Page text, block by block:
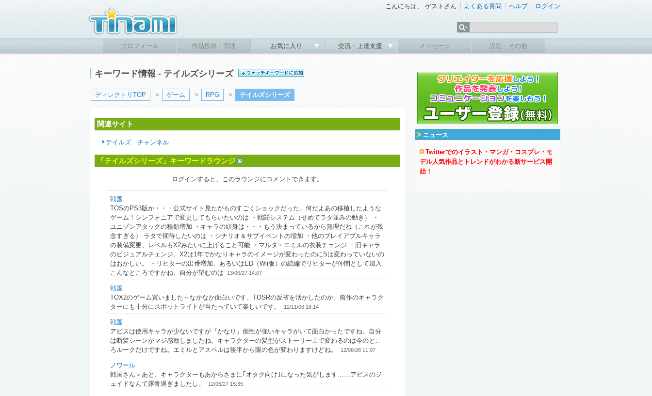
こんにちは、 ゲストさん よくある質問 ヘルプ ログイン
プロフィール 作品投稿・管理 お気に入り 交流・上達支援 メッセージ 設定・その他
キーワード情報 - テイルズシリーズ
ディレクトリTOP > ゲーム > RPG > テイルズシリーズ
関連サイト
テイルズ チャンネル
「テイルズシリーズ」キーワードラウンジ
ログインすると、このラウンジにコメントできます。
戦国
TOSのPS3版か・・・公式サイト見たがものすごくショックだった。何だよあの移植したような
ゲーム！シンフォニアで変更してもらいたいのは ・戦闘システム（せめてラタ並みの動き） ・
ユニゾンアタックの種類増加 ・キャラの頭身は・・・もう決まっているから無理だね（これが残
念すぎる） ラタで期待したいのは ・シナリオ＆サブイベントの増加 ・他のプレイアブルキャラ
の装備変更、レベルもX2みたいに上げること可能 ・マルタ・エミルの衣装チェンジ ・旧キャラ
のビジュアルチェンジ。X2は1年でかなりキャラのイメージが変わったのにSは変わっていないの
はおかしい。 ・リヒターの出番増加、あるいはED（Wii版）の続編でリヒターが仲間として加入
こんなところですかね。自分が望むのは
13/06/27 14:07
戦国
TOX2のゲーム買いました～なかなか面白いです。TOSRの反省を活かしたのか、前作のキャラク
ターにも十分にスポットライトが当たっていて楽しいです。
12/11/06 18:14
戦国
アビスは使用キャラが少ないですが『かなり』個性が強いキャラがいて面白かったですね。自分
は断髪シーンがマジ感動しましたね。キャラクターの髪型がストーリー上で変わるのは今のとこ
ろルークだけですね。エミルとアスベルは後半から眼の色が変わりますけどね。
12/06/28 11:07
ノワール
戦国さん＞あと、キャラクターもあからさまに｢オタク向け｣になった気がします……アビスのジ
ェイドなんて露骨過ぎましたし。
12/06/27 15:35
ニュース
Twitterでのイラスト・マンガ・コスプレ・モ
デル人気作品とトレンドがわかる新サービス開
始！